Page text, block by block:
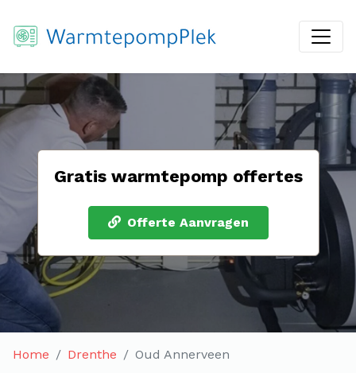
Gratis warmtepomp offertes
Offerte Aanvragen
Home Drenthe Oud Annerveen